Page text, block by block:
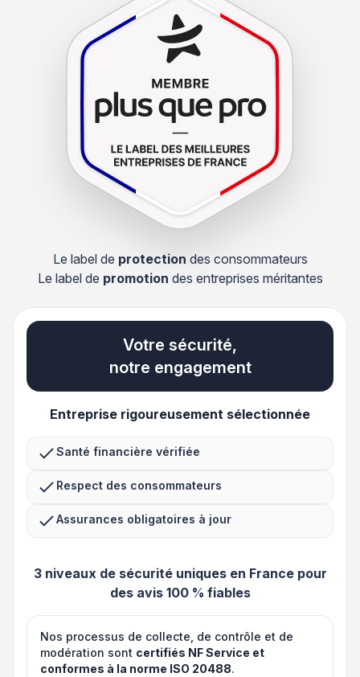
Le label de protection des consommateurs
Le label de promotion des entreprises méritantes
Votre sécurité,
notre engagement
Entreprise rigoureusement sélectionnée
Santé financière vérifiée
Respect des consommateurs
Assurances obligatoires à jour
3 niveaux de sécurité uniques en France pour
des avis 100 % fiables
Nos processus de collecte, de contrôle et de
modération sont certifiés NF Service et
conformes à la norme ISO 20488.